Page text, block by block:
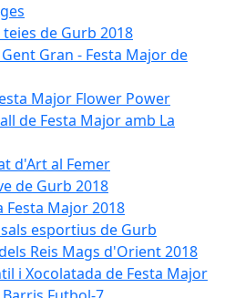
teies de Gurb 2018
Gran - Festa Major de
Major Flower Power
de Festa Major amb La
d'Art al Femer
de Gurb 2018
Festa Major 2018
esportius de Gurb
Reis Mags d'Orient 2018
i Xocolatada de Festa Major